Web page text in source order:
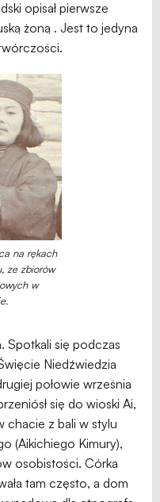
opisał pierwsze
żoną . Jest to jedyna
na rękach
ze zbiorów
w
Spotkali się podczas
Niedźwiedzia
połowie września
się do wioski Ai,
chacie z bali w stylu
(Aikichiego Kimury),
osobistości. Córka
tam często, a dom